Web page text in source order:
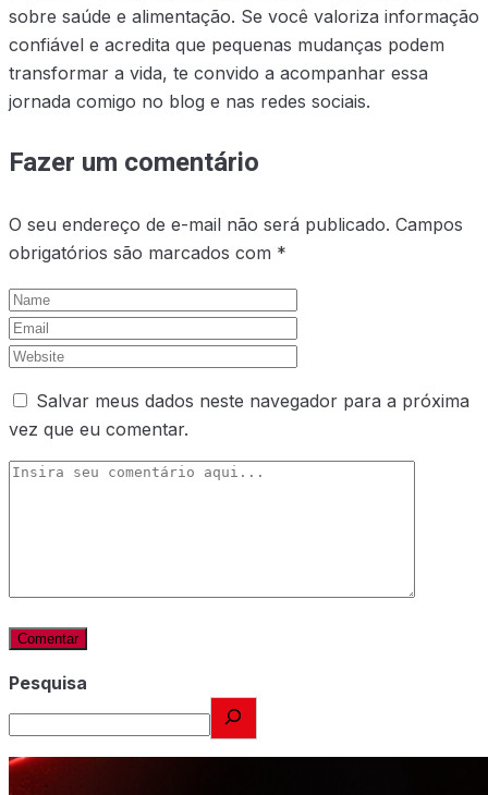
sobre saúde e alimentação. Se você valoriza informação
confiável e acredita que pequenas mudanças podem
transformar a vida, te convido a acompanhar essa
jornada comigo no blog e nas redes sociais.
Fazer um comentário
O seu endereço de e-mail não será publicado. Campos
obrigatórios são marcados com *
Salvar meus dados neste navegador para a próxima
vez que eu comentar.
Pesquisa